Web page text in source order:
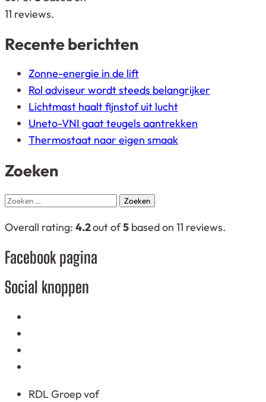
12.345
11 reviews.
Recente berichten
Zonne-energie in de lift
Rol adviseur wordt steeds belangrijker
Lichtmast haalt fijnstof uit lucht
Uneto-VNI gaat teugels aantrekken
Thermostaat naar eigen smaak
Zoeken
Zoeken
4,2
based
12.345
Overall rating: 4.2out of5 based on 11 reviews.
Facebook pagina
Social knoppen
RDL Groep vof